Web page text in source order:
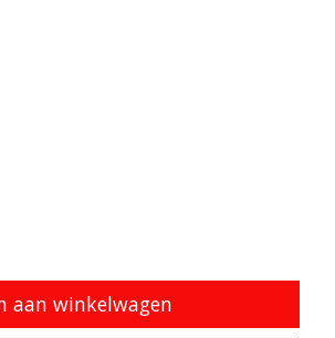
is
aan winkelwagen